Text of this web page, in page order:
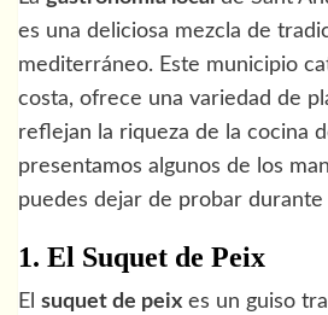
es una deliciosa mezcla de
mediterráneo. Este municipio
costa, ofrece una variedad de
reflejan la riqueza de la cocina
presentamos algunos de los
puedes dejar de probar durante
1. El Suquet de Peix
El suquet de peix es un guiso